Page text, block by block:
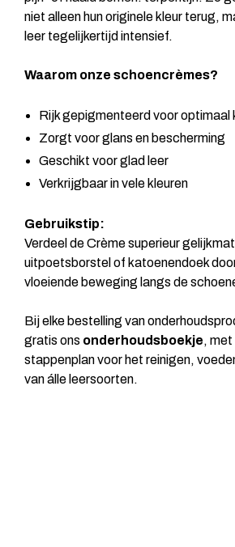
niet alleen hun originele kleur terug,
leer tegelijkertijd intensief.
Waarom onze schoencrèmes?
Rijk gepigmenteerd voor optimaal
Zorgt voor glans en bescherming
Geschikt voor glad leer
Verkrijgbaar in vele kleuren
Gebruikstip:
Verdeel de Crème superieur
uitpoetsborstel of katoenendoek
vloeiende beweging langs de
Bij elke bestelling van
gratis ons onderhoudsboekje, met
stappenplan voor het reinigen,
van álle leersoorten.